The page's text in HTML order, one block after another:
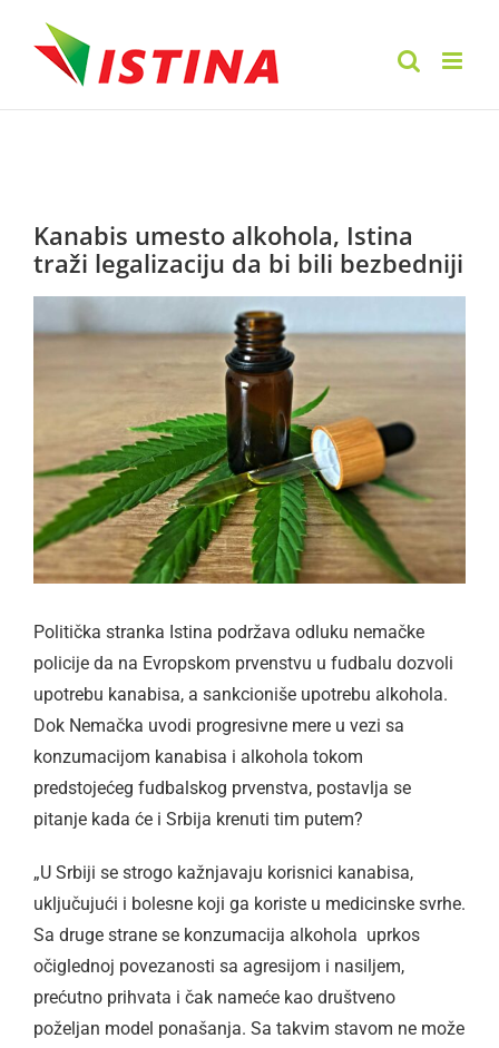
Kanabis umesto alkohola, Istina
traži legalizaciju da bi bili bezbedniji
Larger
Politička stranka Istina podržava odluku nemačke
policije da na Evropskom prvenstvu u fudbalu dozvoli
upotrebu kanabisa, a sankcioniše upotrebu alkohola.
Dok Nemačka uvodi progresivne mere u vezi sa
konzumacijom kanabisa i alkohola tokom
predstojećeg fudbalskog prvenstva, postavlja se
pitanje kada će i Srbija krenuti tim putem?
„U Srbiji se strogo kažnjavaju korisnici kanabisa,
uključujući i bolesne koji ga koriste u medicinske svrhe.
Sa druge strane se konzumacija alkohola uprkos
očiglednoj povezanosti sa agresijom i nasiljem,
prećutno prihvata i čak nameće kao društveno
poželjan model ponašanja. Sa takvim stavom ne može